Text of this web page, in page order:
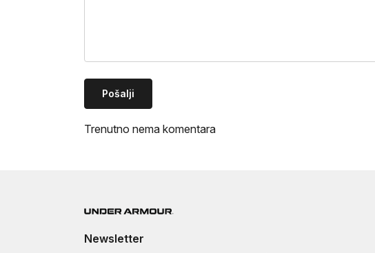
Pošalji
Trenutno nema komentara
Newsletter